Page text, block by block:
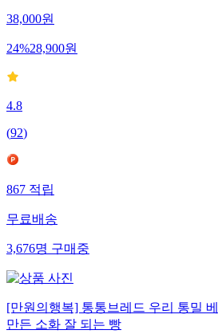
38,000원
24%28,900원
4.8
(92)
867적립
무료배송
3,676명구매중
[만원의행복] 통통브레드 우리 통밀
만든 소화 잘 되는 빵